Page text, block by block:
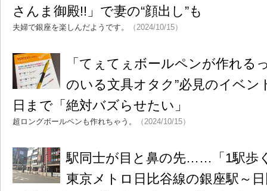
さんま御殿!!」で妻の“顔出し”も
夫婦で銀座を楽しんだようです。 （2024/10/15）
「てぇてぇボールペンが作れ
のいる文具オタク”必見のイベン
日まで「絶対バズらせたい」
超ロングボールペンも作れちゃう。 （2024/10/15）
駅同士が目と鼻の先……「1駅歩
東京メトロ日比谷線の銀座駅～